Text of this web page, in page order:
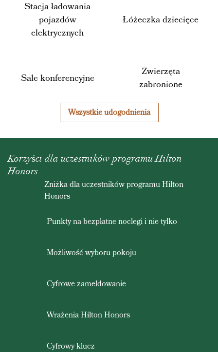
Stacja ładowania
pojazdów
elektrycznych
Łóżeczka dziecięce
Sale konferencyjne
Zwierzęta
zabronione
Wszystkie udogodnienia
Korzyści dla uczestników programu Hilton
Honors
Zniżka dla uczestników programu Hilton
Honors
Punkty na bezpłatne noclegi i nie tylko
Możliwość wyboru pokoju
Cyfrowe zameldowanie
Wrażenia Hilton Honors
Cyfrowy klucz